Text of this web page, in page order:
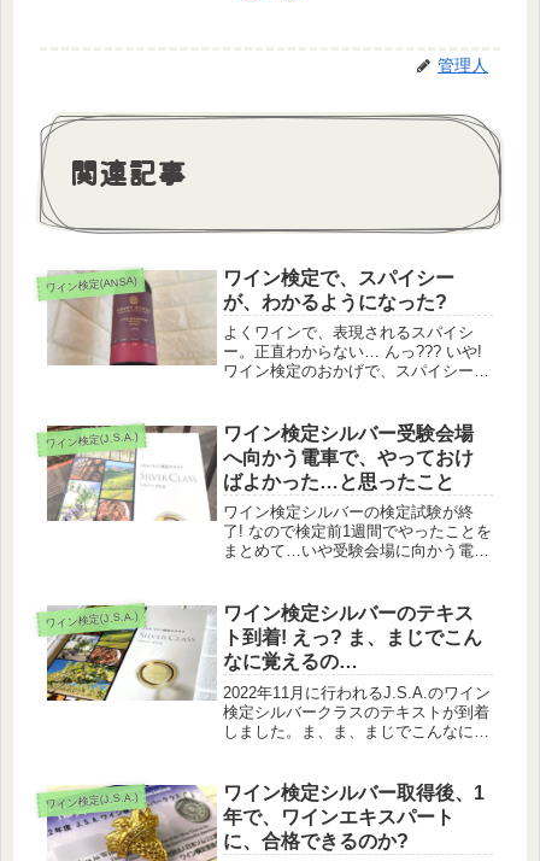
管理人
関連記事
ワイン検定(ANSA)
ワイン検定で、スパイシー
が、わかるようになった?
よくワインで、表現されるスパイシ
ー。正直わからない… んっ??? いや!
ワイン検定のおかげで、スパイシー
ワイン検定(J.S.A.)
ワイン検定シルバー受験会場
へ向かう電車で、やっておけ
ばよかった…と思ったこと
ワイン検定シルバーの検定試験が終
了! なので検定前1週間でやったことを
まとめて…いや受験会場に向かう電車
ワイン検定(J.S.A.)
ワイン検定シルバーのテキス
ト到着! えっ? ま、まじでこん
なに覚えるの…
2022年11月に行われるJ.S.A.のワイン
検定シルバークラスのテキストが到着
しました。ま、ま、まじでこんなに覚
ワイン検定(J.S.A.)
ワイン検定シルバー取得後、1
年で、ワインエキスパート
に、合格できるのか?